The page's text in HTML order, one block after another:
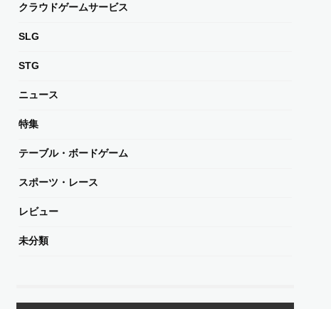
クラウドゲームサービス
SLG
STG
ニュース
特集
テーブル・ボードゲーム
スポーツ・レース
レビュー
未分類